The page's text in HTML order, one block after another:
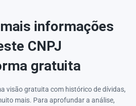
mais informações
CNPJ
gratuita
visão gratuita com histórico de dívidas,
mais. Para aprofundar a análise,